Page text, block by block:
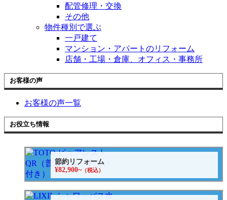
配管修理・交換
その他
物件種別で選ぶ
一戸建て
マンション・アパートのリフォーム
店舗・工場・倉庫、オフィス・事務所
お客様の声
お客様の声一覧
お役立ち情報
節約リフォーム
¥82,900~（税込）